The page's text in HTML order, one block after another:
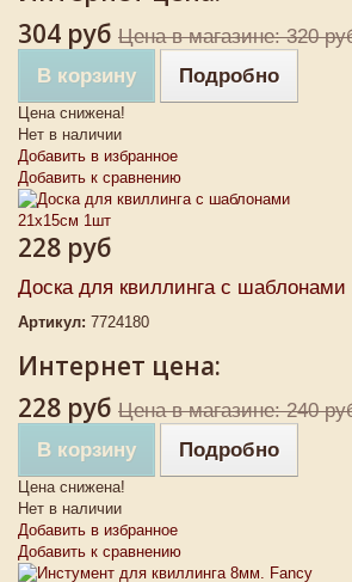
304 руб Цена в магазине: 320
В корзину
Подробно
Цена снижена!
Нет в наличии
Добавить в избранное
Добавить к сравнению
228 руб
Доска для квиллинга с
Артикул: 7724180
Интернет цена:
228 руб Цена в магазине: 240
В корзину
Подробно
Цена снижена!
Нет в наличии
Добавить в избранное
Добавить к сравнению